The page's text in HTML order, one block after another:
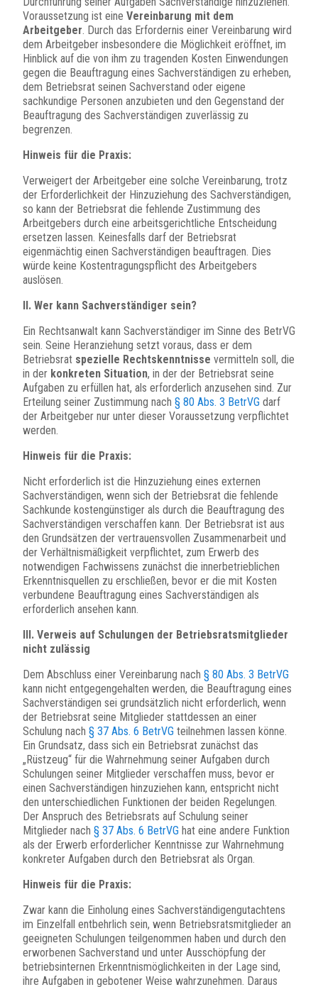
Voraussetzung ist eine Vereinbarung mit dem
Arbeitgeber. Durch das Erfordernis einer Vereinbarung wird
dem Arbeitgeber insbesondere die Möglichkeit eröffnet, im
Hinblick auf die von ihm zu tragenden Kosten Einwendungen
gegen die Beauftragung eines Sachverständigen zu erheben,
dem Betriebsrat seinen Sachverstand oder eigene
sachkundige Personen anzubieten und den Gegenstand der
Beauftragung des Sachverständigen zuverlässig zu
begrenzen.
Hinweis für die Praxis:
Verweigert der Arbeitgeber eine solche Vereinbarung, trotz
der Erforderlichkeit der Hinzuziehung des Sachverständigen,
so kann der Betriebsrat die fehlende Zustimmung des
Arbeitgebers durch eine arbeitsgerichtliche Entscheidung
ersetzen lassen. Keinesfalls darf der Betriebsrat
eigenmächtig einen Sachverständigen beauftragen. Dies
würde keine Kostentragungspflicht des Arbeitgebers
auslösen.
II. Wer kann Sachverständiger sein?
Ein Rechtsanwalt kann Sachverständiger im Sinne des BetrVG
sein. Seine Heranziehung setzt voraus, dass er dem
Betriebsrat spezielle Rechtskenntnisse vermitteln soll, die
in der konkreten Situation, in der der Betriebsrat seine
Aufgaben zu erfüllen hat, als erforderlich anzusehen sind. Zur
Erteilung seiner Zustimmung nach § 80 Abs. 3 BetrVG darf
der Arbeitgeber nur unter dieser Voraussetzung verpflichtet
werden.
Hinweis für die Praxis:
Nicht erforderlich ist die Hinzuziehung eines externen
Sachverständigen, wenn sich der Betriebsrat die fehlende
Sachkunde kostengünstiger als durch die Beauftragung des
Sachverständigen verschaffen kann. Der Betriebsrat ist aus
den Grundsätzen der vertrauensvollen Zusammenarbeit und
der Verhältnismäßigkeit verpflichtet, zum Erwerb des
notwendigen Fachwissens zunächst die innerbetrieblichen
Erkenntnisquellen zu erschließen, bevor er die mit Kosten
verbundene Beauftragung eines Sachverständigen als
erforderlich ansehen kann.
III. Verweis auf Schulungen der Betriebsratsmitglieder
nicht zulässig
Dem Abschluss einer Vereinbarung nach § 80 Abs. 3 BetrVG
kann nicht entgegengehalten werden, die Beauftragung eines
Sachverständigen sei grundsätzlich nicht erforderlich, wenn
der Betriebsrat seine Mitglieder stattdessen an einer
Schulung nach § 37 Abs. 6 BetrVG teilnehmen lassen könne.
Ein Grundsatz, dass sich ein Betriebsrat zunächst das
„Rüstzeug“ für die Wahrnehmung seiner Aufgaben durch
Schulungen seiner Mitglieder verschaffen muss, bevor er
einen Sachverständigen hinzuziehen kann, entspricht nicht
den unterschiedlichen Funktionen der beiden Regelungen.
Der Anspruch des Betriebsrats auf Schulung seiner
Mitglieder nach § 37 Abs. 6 BetrVG hat eine andere Funktion
als der Erwerb erforderlicher Kenntnisse zur Wahrnehmung
konkreter Aufgaben durch den Betriebsrat als Organ.
Hinweis für die Praxis:
Zwar kann die Einholung eines Sachverständigengutachtens
im Einzelfall entbehrlich sein, wenn Betriebsratsmitglieder an
geeigneten Schulungen teilgenommen haben und durch den
erworbenen Sachverstand und unter Ausschöpfung der
betriebsinternen Erkenntnismöglichkeiten in der Lage sind,
ihre Aufgaben in gebotener Weise wahrzunehmen. Daraus